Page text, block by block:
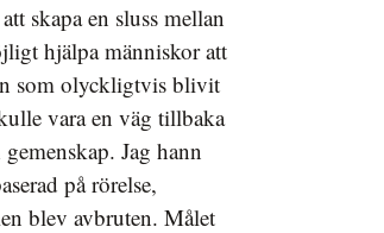
skapa en sluss mellan
hjälpa människor att
som olyckligtvis blivit
vara en väg tillbaka
Jag hann
på rörelse,
blev avbruten. Målet